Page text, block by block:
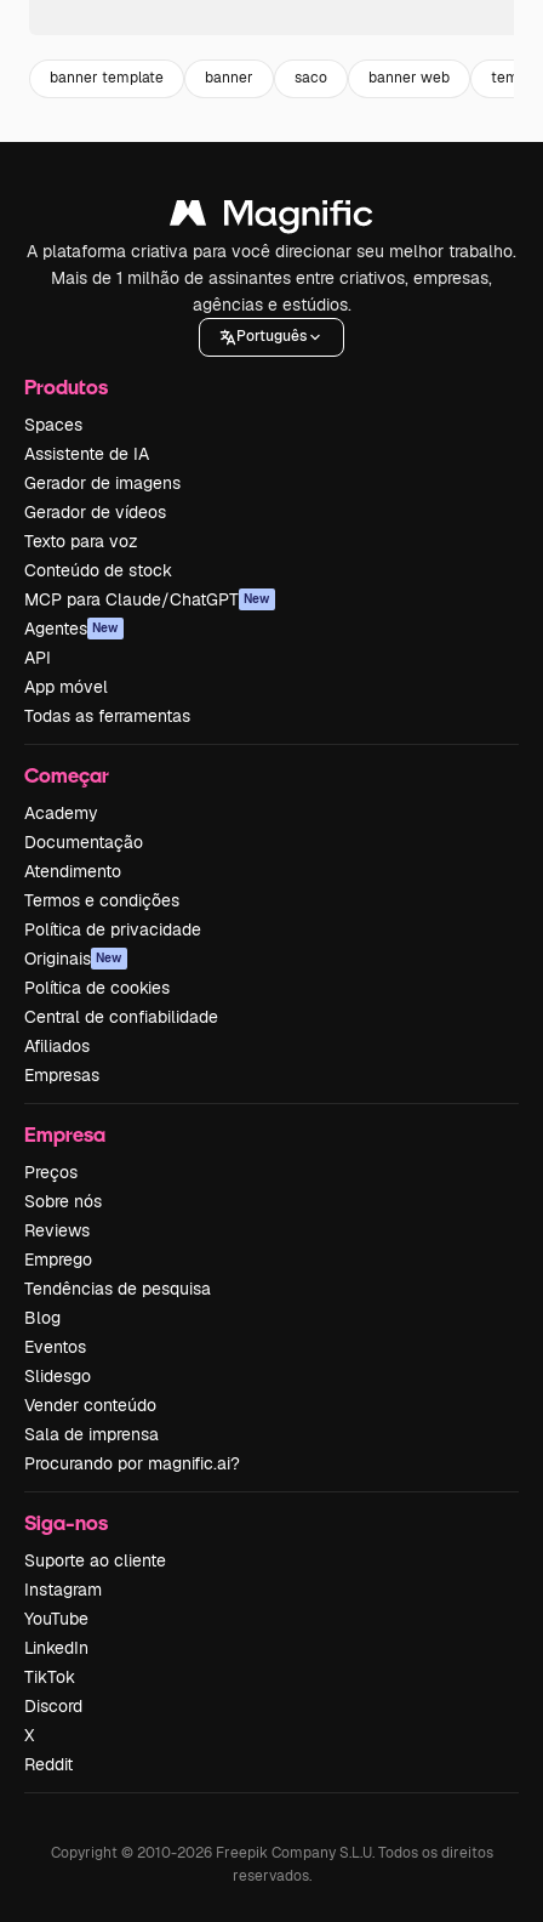
banner template banner saco banner web
A plataforma criativa para você direcionar seu melhor trabalho.
Mais de 1 milhão de assinantes entre criativos, empresas,
agências e estúdios.
Português
Produtos
Spaces
Assistente de IA
Gerador de imagens
Gerador de vídeos
Texto para voz
Conteúdo de stock
MCP para Claude/ChatGPT New
Agentes New
API
App móvel
Todas as ferramentas
Começar
Academy
Documentação
Atendimento
Termos e condições
Política de privacidade
Originais New
Política de cookies
Central de confiabilidade
Afiliados
Empresas
Empresa
Preços
Sobre nós
Reviews
Emprego
Tendências de pesquisa
Blog
Eventos
Slidesgo
Vender conteúdo
Sala de imprensa
Procurando por magnific.ai?
Siga-nos
Suporte ao cliente
Instagram
YouTube
LinkedIn
TikTok
Discord
X
Reddit
Copyright © 2010-2026Freepik Company S.L.U. Todos os direitos
reservados.